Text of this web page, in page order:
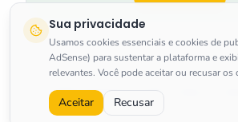
Sua privacidade
Usamos cookies essenciais e cookies de
AdSense) para sustentar a plataforma e
relevantes. Você pode aceitar ou recusar os
marketing a qualquer momento.
Aceitar Recusar
©2026 Shopping do Bem